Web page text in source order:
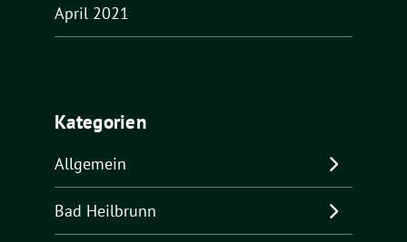
April 2021
Kategorien
Allgemein
Bad Heilbrunn